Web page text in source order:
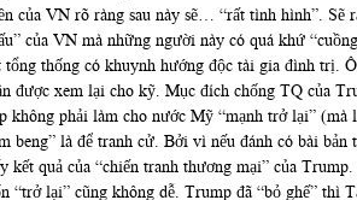
của VN rõ ràng sau này sẽ… “rất tình hình”.
của VN mà những người này có quá khứ
thống có khuynh hướng độc tài gia đình trị.
được xem lại cho kỹ. Mục đích chống TQ của
không phải làm cho nước Mỹ “mạnh trở lại”
beng” là để tranh cử. Bởi vì nếu đánh có bài
kết quả của “chiến tranh thương mại” của
“trở lại” cũng không dễ. Trump đã “bỏ ghế”